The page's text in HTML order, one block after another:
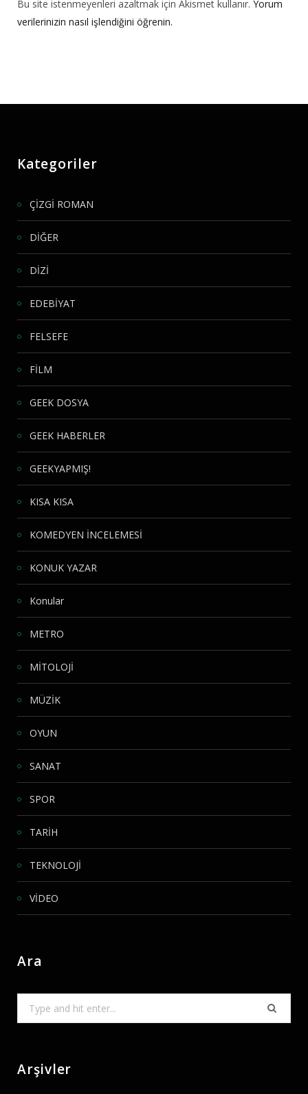
Bu site istenmeyenleri azaltmak için Akismet kullanır. Yorum
verilerinizin nasıl işlendiğini öğrenin.
Kategoriler
ÇİZGİ ROMAN
DİĞER
DİZİ
EDEBİYAT
FELSEFE
FİLM
GEEK DOSYA
GEEK HABERLER
GEEKYAPMIŞ!
KISA KISA
KOMEDYEN İNCELEMESİ
KONUK YAZAR
Konular
METRO
MİTOLOJİ
MÜZİK
OYUN
SANAT
SPOR
TARİH
TEKNOLOJİ
VİDEO
Ara
Arşivler